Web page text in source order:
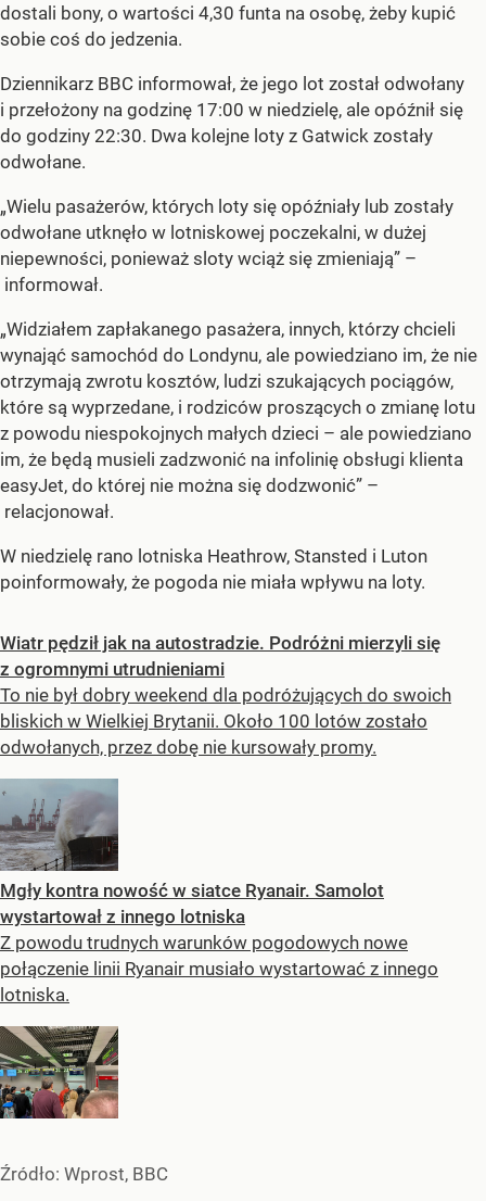
dostali bony, o wartości 4,30 funta na osobę, żeby kupić
sobie coś do jedzenia.
Dziennikarz BBC informował, że jego lot został odwołany
i przełożony na godzinę 17:00 w niedzielę, ale opóźnił się
do godziny 22:30. Dwa kolejne loty z Gatwick zostały
odwołane.
„Wielu pasażerów, których loty się opóźniały lub zostały
odwołane utknęło w lotniskowej poczekalni, w dużej
niepewności, ponieważ sloty wciąż się zmieniają” –
informował.
„Widziałem zapłakanego pasażera, innych, którzy chcieli
wynająć samochód do Londynu, ale powiedziano im, że nie
otrzymają zwrotu kosztów, ludzi szukających pociągów,
które są wyprzedane, i rodziców proszących o zmianę lotu
z powodu niespokojnych małych dzieci – ale powiedziano
im, że będą musieli zadzwonić na infolinię obsługi klienta
easyJet, do której nie można się dodzwonić” –
relacjonował.
W niedzielę rano lotniska Heathrow, Stansted i Luton
poinformowały, że pogoda nie miała wpływu na loty.
Wiatr pędził jak na autostradzie. Podróżni mierzyli się
z ogromnymi utrudnieniami
To nie był dobry weekend dla podróżujących do swoich
bliskich w Wielkiej Brytanii. Około 100 lotów zostało
odwołanych, przez dobę nie kursowały promy.
Mgły kontra nowość w siatce Ryanair. Samolot
wystartował z innego lotniska
Z powodu trudnych warunków pogodowych nowe
połączenie linii Ryanair musiało wystartować z innego
lotniska.
Źródło: Wprost, BBC